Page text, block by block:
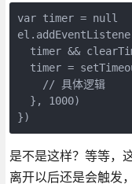
var timer = null
timer &&
timer =
    // 具体逻辑
  }, 1000)
})
是不是这样？等等，
离开以后还是会触发